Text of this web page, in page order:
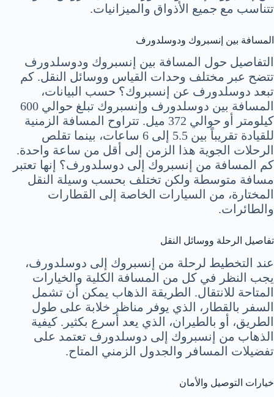
تتناسب مع جميع الأذواق والميزانيات.
المسافة بين إنسبروك ودوسلدورف
التفاصيل حول المسافة بين إنسبروك ودوسلدورف
تتضح عبر مختلف وحدات القياس ووسائل النقل. كم
تبعد دوسلدورف عن إنسبروك؟ حسب البيانات،
المسافة بين دوسلدورف وإنسبروك تبلغ حوالي 600
كيلومتر أو حوالي 372 ميل. تتراوح المسافة الزمنية
للقيادة تقريباً بين 5.5 إلى 6 ساعات، بينما تقلص
الرحلات الجوية هذا الزمن إلى أقل من ساعة واحدة.
كم المسافة من إنسبروك إلى دوسلدورف؟ إنها تعتبر
مسافة متوسطة ولكن تختلف بحسب وسيلة النقل
المختارة، من السيارات الخاصة إلى القطارات
والطائرات.
تفاصيل الرحلة ووسائل النقل
عند التخطيط لرحلة من إنسبروك إلى دوسلدورف،
يجب النظر في كل من المسافة الكلية والخيارات
المتاحة للانتقال. الطريقة الذهاب يمكن أن تشمل
السفر بالقطار، الذي يوفر مناظر خلابة على طول
الطريق، أو بالطيران، الذي يعد أسرع بكثير. كيفية
الذهاب من إنسبروك إلى دوسلدورف تعتمد على
تفضيلات المسافر والجدول الزمني المتاح.
خيارات التوصيل والأمان